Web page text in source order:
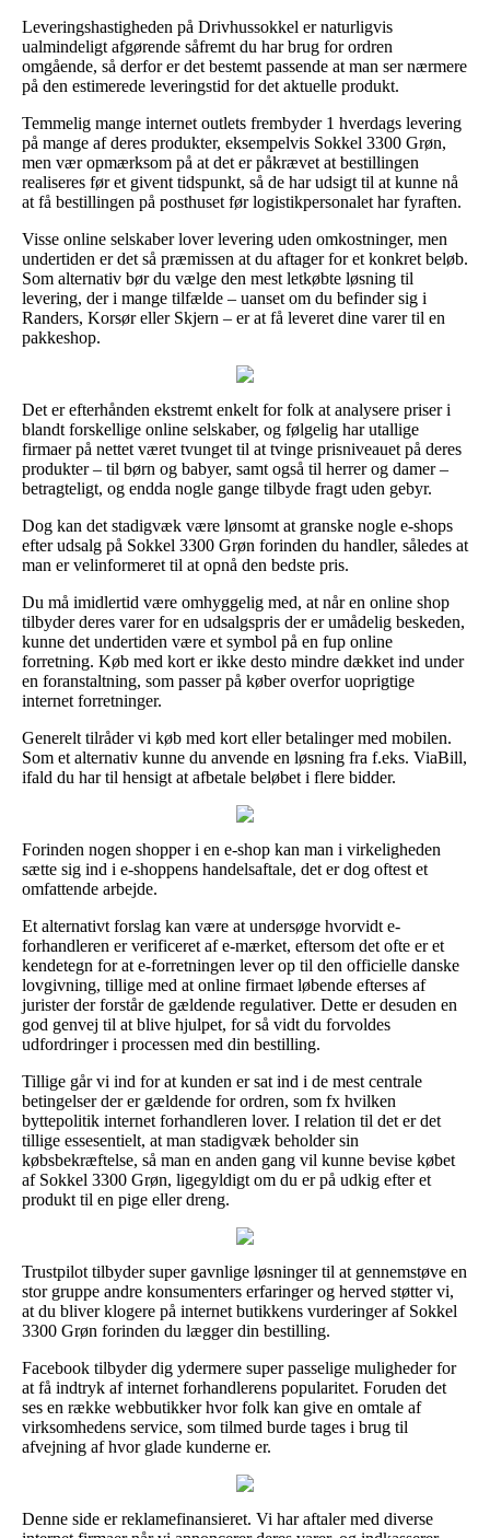
Leveringshastigheden på Drivhussokkel er naturligvis
ualmindeligt afgørende såfremt du har brug for ordren
omgående, så derfor er det bestemt passende at man ser nærmere
på den estimerede leveringstid for det aktuelle produkt.
Temmelig mange internet outlets frembyder 1 hverdags levering
på mange af deres produkter, eksempelvis Sokkel 3300 Grøn,
men vær opmærksom på at det er påkrævet at bestillingen
realiseres før et givent tidspunkt, så de har udsigt til at kunne nå
at få bestillingen på posthuset før logistikpersonalet har fyraften.
Visse online selskaber lover levering uden omkostninger, men
undertiden er det så præmissen at du aftager for et konkret beløb.
Som alternativ bør du vælge den mest letkøbte løsning til
levering, der i mange tilfælde – uanset om du befinder sig i
Randers, Korsør eller Skjern – er at få leveret dine varer til en
pakkeshop.
Det er efterhånden ekstremt enkelt for folk at analysere priser i
blandt forskellige online selskaber, og følgelig har utallige
firmaer på nettet været tvunget til at tvinge prisniveauet på deres
produkter – til børn og babyer, samt også til herrer og damer –
betragteligt, og endda nogle gange tilbyde fragt uden gebyr.
Dog kan det stadigvæk være lønsomt at granske nogle e-shops
efter udsalg på Sokkel 3300 Grøn forinden du handler, således at
man er velinformeret til at opnå den bedste pris.
Du må imidlertid være omhyggelig med, at når en online shop
tilbyder deres varer for en udsalgspris der er umådelig beskeden,
kunne det undertiden være et symbol på en fup online
forretning. Køb med kort er ikke desto mindre dækket ind under
en foranstaltning, som passer på køber overfor uoprigtige
internet forretninger.
Generelt tilråder vi køb med kort eller betalinger med mobilen.
Som et alternativ kunne du anvende en løsning fra f.eks. ViaBill,
ifald du har til hensigt at afbetale beløbet i flere bidder.
Forinden nogen shopper i en e-shop kan man i virkeligheden
sætte sig ind i e-shoppens handelsaftale, det er dog oftest et
omfattende arbejde.
Et alternativt forslag kan være at undersøge hvorvidt e-
forhandleren er verificeret af e-mærket, eftersom det ofte er et
kendetegn for at e-forretningen lever op til den officielle danske
lovgivning, tillige med at online firmaet løbende efterses af
jurister der forstår de gældende regulativer. Dette er desuden en
god genvej til at blive hjulpet, for så vidt du forvoldes
udfordringer i processen med din bestilling.
Tillige går vi ind for at kunden er sat ind i de mest centrale
betingelser der er gældende for ordren, som fx hvilken
byttepolitik internet forhandleren lover. I relation til det er det
tillige essesentielt, at man stadigvæk beholder sin
købsbekræftelse, så man en anden gang vil kunne bevise købet
af Sokkel 3300 Grøn, ligegyldigt om du er på udkig efter et
produkt til en pige eller dreng.
Trustpilot tilbyder super gavnlige løsninger til at gennemstøve en
stor gruppe andre konsumenters erfaringer og herved støtter vi,
at du bliver klogere på internet butikkens vurderinger af Sokkel
3300 Grøn forinden du lægger din bestilling.
Facebook tilbyder dig ydermere super passelige muligheder for
at få indtryk af internet forhandlerens popularitet. Foruden det
ses en række webbutikker hvor folk kan give en omtale af
virksomhedens service, som tilmed burde tages i brug til
afvejning af hvor glade kunderne er.
Denne side er reklamefinansieret. Vi har aftaler med diverse